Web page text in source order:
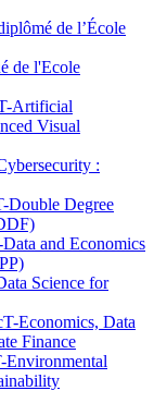
de l’École
de l'Ecole
Artificial
Visual
:
Degree
and Economics
Science for
Economics, Data
Finance